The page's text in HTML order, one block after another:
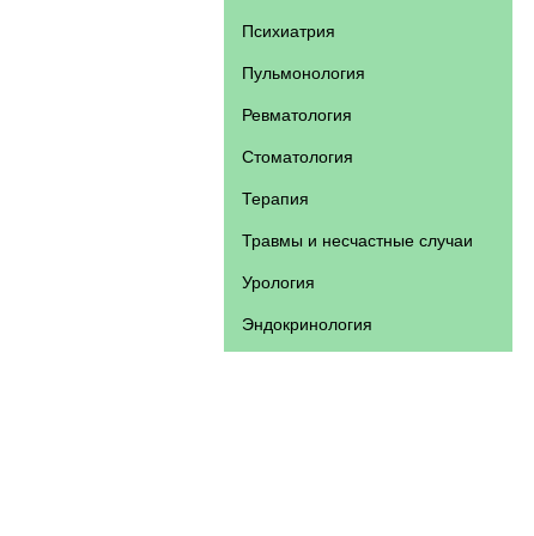
Психиатрия
Пульмонология
Ревматология
Стоматология
Терапия
Травмы и несчастные случаи
Урология
Эндокринология